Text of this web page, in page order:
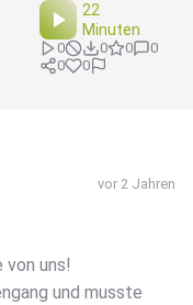
22
Minuten
0 0 0
0
0
0
vor 2 Jahren
von uns!
und musste